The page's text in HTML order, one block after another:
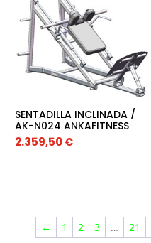
SENTADILLA INCLINADA /
AK-N024 ANKAFITNESS
2.359,50€
← 1 2 3 … 21